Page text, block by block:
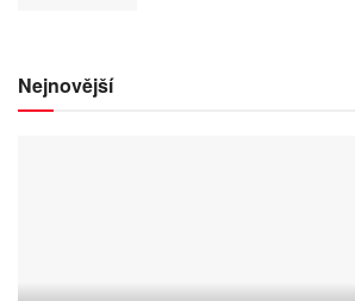
Nejnovější